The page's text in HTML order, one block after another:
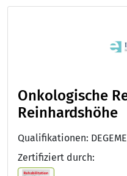
Onkologische
Reinhardshöhe
Qualifikationen:
Zertifiziert durch: